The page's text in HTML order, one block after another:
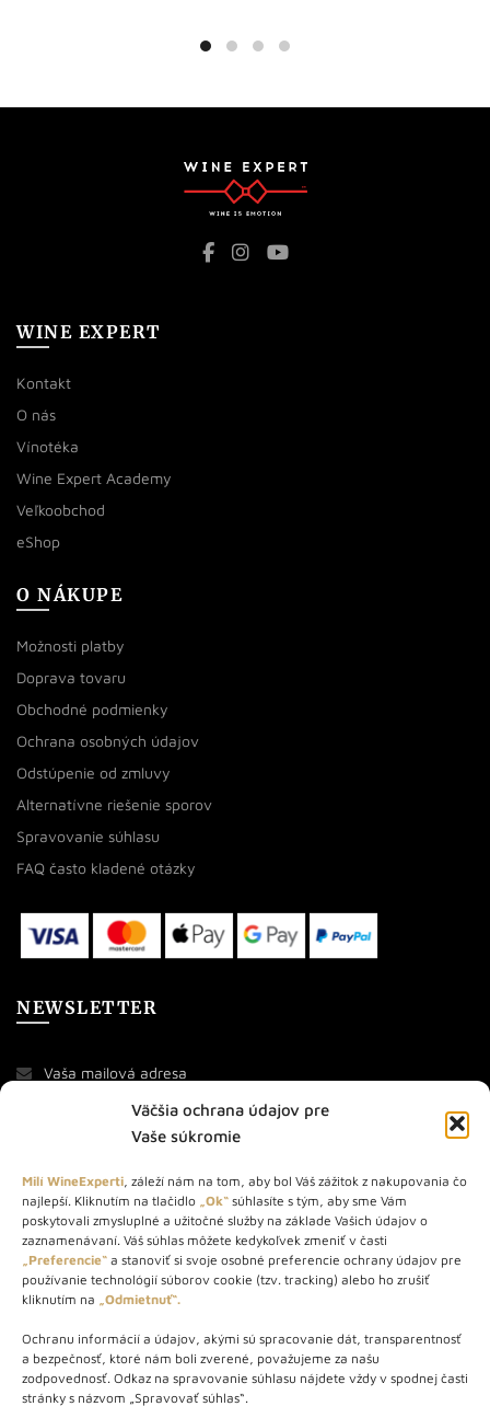
Väčšia ochrana údajov pre
Vaše súkromie
Milí WineExperti, záleží nám na tom, aby bol Váš zážitok z nakupovania čo
najlepší. Kliknutím na tlačidlo „Ok“ súhlasíte s tým, aby sme Vám
poskytovali zmysluplné a užitočné služby na základe Vašich údajov o
zaznamenávaní. Váš súhlas môžete kedykoľvek zmeniť v časti
„Preferencie“ a stanoviť si svoje osobné preferencie ochrany údajov pre
používanie technológií súborov cookie (tzv. tracking) alebo ho zrušiť
kliknutím na „Odmietnuť“.
Ochranu informácií a údajov, akými sú spracovanie dát, transparentnosť
a bezpečnosť, ktoré nám boli zverené, považujeme za našu
zodpovednosť. Odkaz na spravovanie súhlasu nájdete vždy v spodnej časti
stránky s názvom „Spravovať súhlas“.
WINE EXPERT
Kontakt
O nás
Vínotéka
Wine Expert Academy
Veľkoobchod
eShop
O NÁKUPE
Možnosti platby
Doprava tovaru
Obchodné podmienky
Ochrana osobných údajov
Odstúpenie od zmluvy
Alternatívne riešenie sporov
Spravovanie súhlasu
FAQ často kladené otázky
NEWSLETTER
O NÁS
STORE – obchod s vínom a destilátmi od roku 2010. Na našej
webovej stránke predávame viac ako 1000+ značkových
produktov.
Info tel.: +421 917 779 888
Vínotéka: +421 917 888 879
Vínotéka: Bratislavská 49/B, Bratislava 841 06